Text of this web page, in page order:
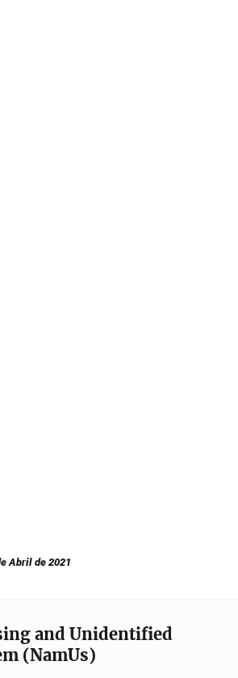
Abril de 2021
and Unidentified
(NamUs)